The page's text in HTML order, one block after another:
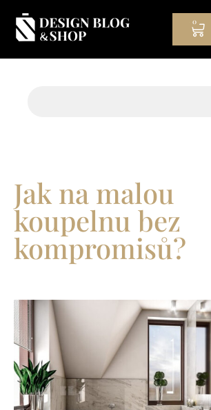
0
Jak na malou
koupelnu bez
kompromisů?